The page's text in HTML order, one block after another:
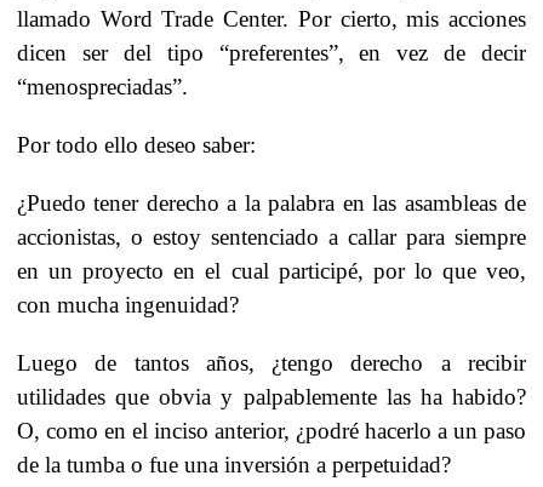
llamado Word Trade Center. Por cierto, mis acciones
dicen ser del tipo “preferentes”, en vez de decir
“menospreciadas”.
Por todo ello deseo saber:
¿Puedo tener derecho a la palabra en las asambleas de
accionistas, o estoy sentenciado a callar para siempre
en un proyecto en el cual participé, por lo que veo,
con mucha ingenuidad?
Luego de tantos años, ¿tengo derecho a recibir
utilidades que obvia y palpablemente las ha habido?
O, como en el inciso anterior, ¿podré hacerlo a un paso
de la tumba o fue una inversión a perpetuidad?